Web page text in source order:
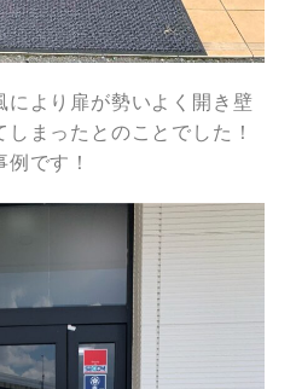
により扉が勢いよく開き壁
まったとのことでした！
です！